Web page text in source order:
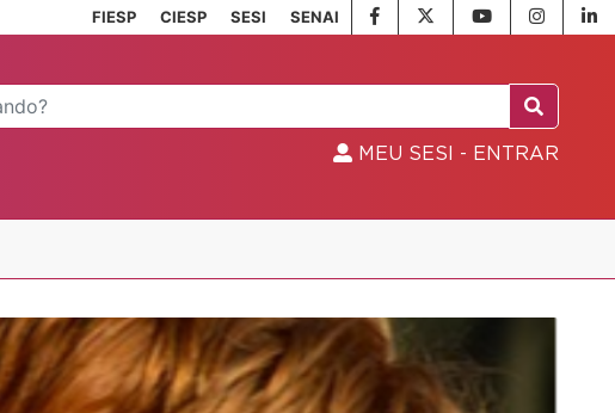
FIESP CIESP SESI SENAI
MEU SESI - ENTRAR